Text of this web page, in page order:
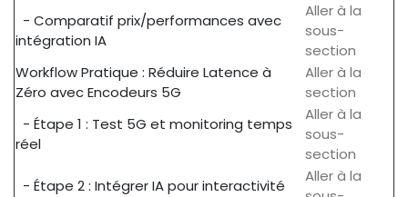
- Comparatif prix/performances avec
intégration IA
Aller à la
sous-
section
Workflow Pratique : Réduire Latence à
Zéro avec Encodeurs 5G
Aller à la
section
- Étape 1 : Test 5G et monitoring temps
réel
Aller à la
sous-
section
- Étape 2 : Intégrer IA pour interactivité
Aller à la